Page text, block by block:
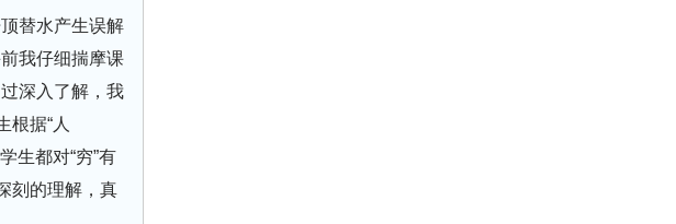
替水产生误解
我仔细揣摩课
深入了解，我
根据“人
生都对“穷”有
刻的理解，真